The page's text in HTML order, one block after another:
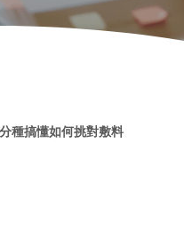
種搞懂如何挑對敷料